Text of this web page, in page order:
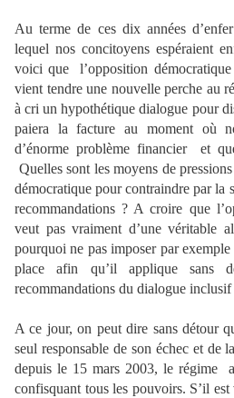
Au terme de ces dix années
lequel nos concitoyens espéraient
voici que l’opposition démocratique
vient tendre une nouvelle perche au
à cri un hypothétique dialogue pour
paiera la facture au moment où
d’énorme problème financier et
Quelles sont les moyens de
démocratique pour contraindre par la
recommandations ? A croire que
veut pas vraiment d’une véritable
pourquoi ne pas imposer par
place afin qu’il applique sans
recommandations du dialogue inclusif
A ce jour, on peut dire sans détour
seul responsable de son échec et de
depuis le 15 mars 2003, le régime
confisquant tous les pouvoirs. S’il